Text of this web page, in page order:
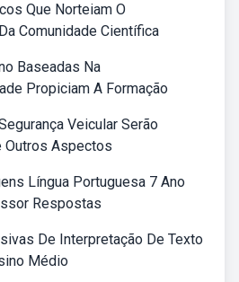
Que Norteiam O
Comunidade Científica
Baseadas Na
Propiciam A Formação
Veicular Serão
Outros Aspectos
Língua Portuguesa 7 Ano
Respostas
De Interpretação De Texto
Médio